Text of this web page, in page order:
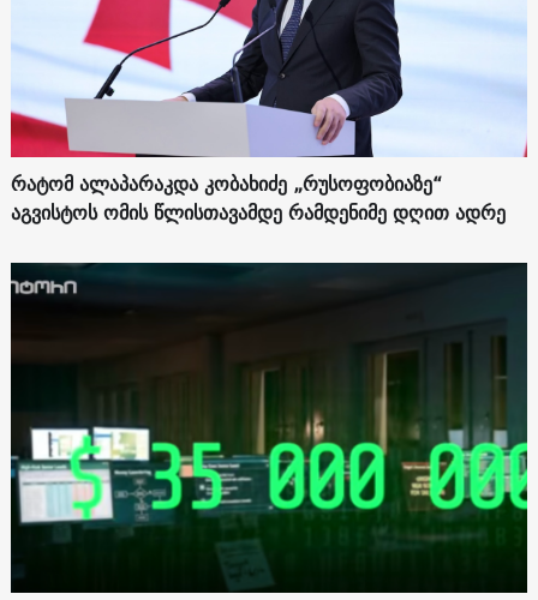
რატომ ალაპარაკდა კობახიძე „რუსოფობიაზე“
აგვისტოს ომის წლისთავამდე რამდენიმე დღით ადრე